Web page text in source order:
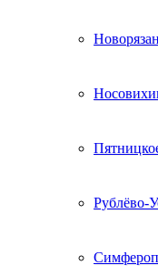
Рублёво-